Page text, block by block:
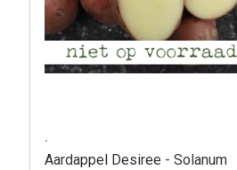
.
Aardappel Desiree - Solanum